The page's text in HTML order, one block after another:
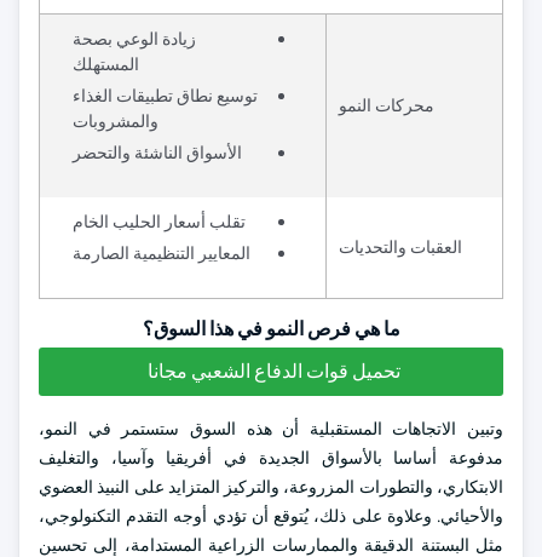
محركات النمو
زيادة الوعي بصحة
المستهلك
توسيع نطاق تطبيقات الغذاء
والمشروبات
الأسواق الناشئة والتحضر
العقبات والتحديات
تقلب أسعار الحليب الخام
المعايير التنظيمية الصارمة
ما هي فرص النمو في هذا السوق؟
تحميل قوات الدفاع الشعبي مجانا
وتبين الاتجاهات المستقبلية أن هذه السوق ستستمر في النمو،
مدفوعة أساسا بالأسواق الجديدة في أفريقيا وآسيا، والتغليف
الابتكاري، والتطورات المزروعة، والتركيز المتزايد على النبيذ العضوي
والأحيائي. وعلاوة على ذلك، يُتوقع أن تؤدي أوجه التقدم التكنولوجي،
مثل البستنة الدقيقة والممارسات الزراعية المستدامة، إلى تحسين